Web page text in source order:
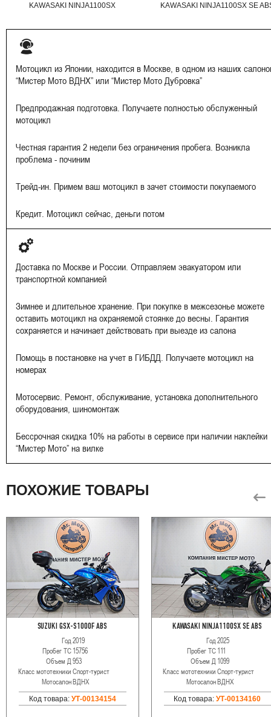
KAWASAKI NINJA1100SX KAWASAKI NINJA1100SX SE
Мотоцикл из Японии, находится в Москве, в одном из наших
“Мистер Мото ВДНХ” или “Мистер Мото Дубровка”
Предпродажная подготовка. Получаете полностью обслуженный
мотоцикл
Честная гарантия 2 недели без ограничения пробега. Возникла
проблема - починим
Трейд-ин. Примем ваш мотоцикл в зачет стоимости покупаемого
Кредит. Мотоцикл сейчас, деньги потом
Доставка по Москве и России. Отправляем эвакуатором или
транспортной компанией
Зимнее и длительное хранение. При покупке в межсезонье можете
оставить мотоцикл на охраняемой стоянке до весны. Гарантия
сохраняется и начинает действовать при выезде из салона
Помощь в постановке на учет в ГИБДД. Получаете мотоцикл на
номерах
Мотосервис. Ремонт, обслуживание, установка дополнительного
оборудования, шиномонтаж
Бессрочная скидка 10% на работы в сервисе при наличии наклейки
“Мистер Мото” на вилке
ПОХОЖИЕ ТОВАРЫ
SUZUKI GSX-S1000F ABS
Год2019
Пробег ТС 15756
Объем Д953
Класс мототехникиСпорт-турист
МотосалонВДНХ
Код товара: УТ-00134154
KAWASAKI NINJA1100SX SE ABS
Год2025
Пробег ТС111
Объем Д1099
Класс мототехники Спорт-турист
МотосалонВДНХ
Код товара:УТ-00134160